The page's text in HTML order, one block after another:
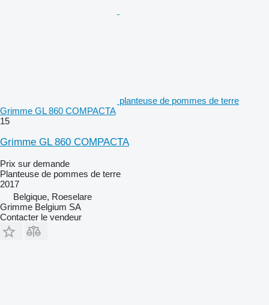
planteuse de pommes de terre
Grimme GL 860 COMPACTA
15
Grimme GL 860 COMPACTA
Prix sur demande
Planteuse de pommes de terre
2017
Belgique, Roeselare
Grimme Belgium SA
Contacter le vendeur